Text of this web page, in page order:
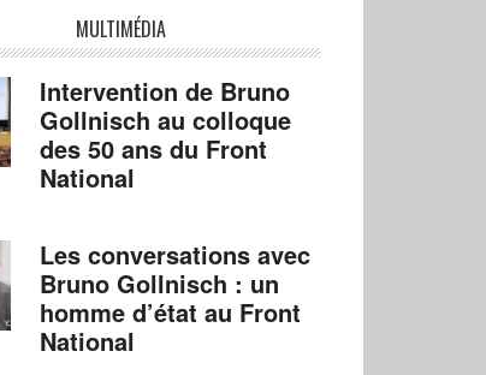
MULTIMÉDIA
Intervention de Bruno
Gollnisch au colloque
des 50 ans du Front
National
Les conversations avec
Bruno Gollnisch : un
homme d’état au Front
National